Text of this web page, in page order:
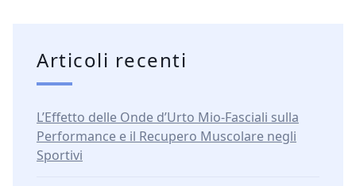
Articoli recenti
L’Effetto delle Onde d’Urto Mio-Fasciali sulla
Performance e il Recupero Muscolare negli
Sportivi